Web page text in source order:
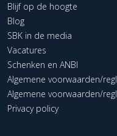
Blijf op de hoogte
Blog
SBK in de media
Vacatures
Schenken en ANBI
Algemene voorwaarden/
Algemene voorwaarden/
Privacy policy